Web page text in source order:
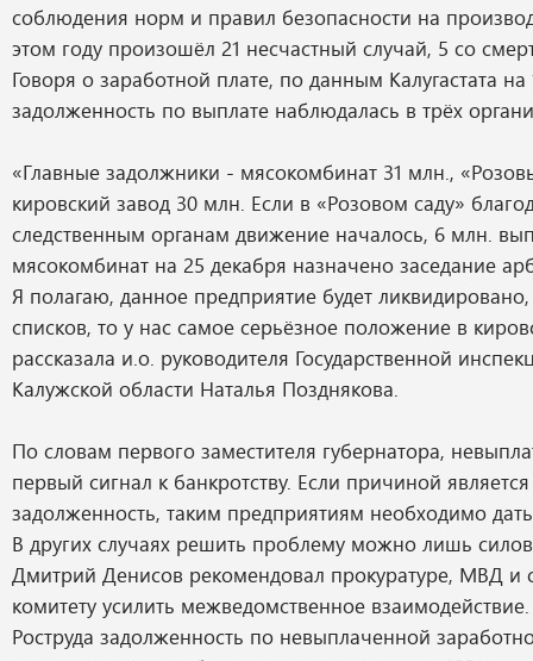
соблюдения норм и правил безопасности на
этом году произошёл 21 несчастный случай, 5 со
Говоря о заработной плате, по данным Калугастата на
задолженность по выплате наблюдалась в трёх
«Главные задолжники - мясокомбинат 31 млн.,
кировский завод 30 млн. Если в «Розовом саду»
следственным органам движение началось, 6 млн.
мясокомбинат на 25 декабря назначено заседание
Я полагаю, данное предприятие будет
списков, то у нас самое серьёзное положение в
рассказала и.о. руководителя Государственной
Калужской области Наталья Позднякова.
По словам первого заместителя губернатора,
первый сигнал к банкротству. Если причиной
задолженность, таким предприятиям необходимо
В других случаях решить проблему можно лишь
Дмитрий Денисов рекомендовал прокуратуре, МВД и
комитету усилить межведомственное
Роструда задолженность по невыплаченной